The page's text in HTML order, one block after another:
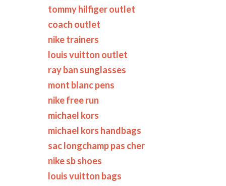
tommy hilfiger outlet
coach outlet
nike trainers
louis vuitton outlet
ray ban sunglasses
mont blanc pens
nike free run
michael kors
michael kors handbags
sac longchamp pas cher
nike sb shoes
louis vuitton bags